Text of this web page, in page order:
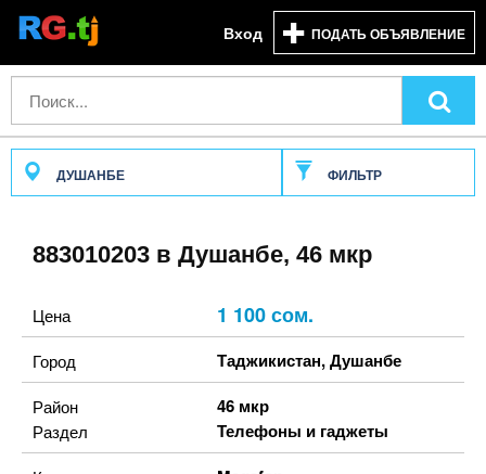
Вход ПОДАТЬ ОБЪЯВЛЕНИЕ
ДУШАНБЕ ФИЛЬТР
883010203 в Душанбе, 46 мкр
Цена 1 100 сом.
Город Таджикистан,Душанбе
Район 46 мкр
Раздел Телефоны и гаджеты